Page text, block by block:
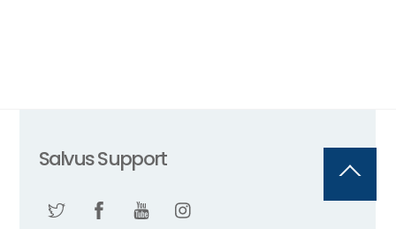
Back
Top
Salvus Support